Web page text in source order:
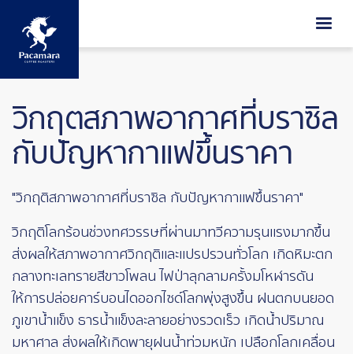
ข้ามไปยังเนื้อหาหลัก
วิกฤตสภาพอากาศที่บราซิล
กับปัญหากาแฟขึ้นราคา
"วิกฤติสภาพอากาศที่บราซิล กับปัญหากาแฟขึ้นราคา"
วิกฤติโลกร้อนช่วงทศวรรษที่ผ่านมาทวีความรุนแรงมากขึ้น
ส่งผลให้สภาพอากาศวิกฤติและแปรปรวนทั่วโลก เกิดหิมะตก
กลางทะเลทรายสีขาวโพลน ไฟป่าลุกลามครั้งมโหฬารดัน
ให้การปล่อยคาร์บอนไดออกไซด์โลกพุ่งสูงขึ้น ฝนตกบนยอด
ภูเขาน้ำแข็ง ธารน้ำแข็งละลายอย่างรวดเร็ว เกิดน้ำปริมาณ
มหาศาล ส่งผลให้เกิดพายุฝนน้ำท่วมหนัก เปลือกโลกเคลื่อน